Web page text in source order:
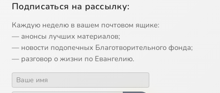
Подписаться на рассылку:
Каждую неделю в вашем почтовом ящике:
— анонсы лучших материалов;
— новости подопечных Благотворительного фонда;
— разговор о жизни по Евангелию.